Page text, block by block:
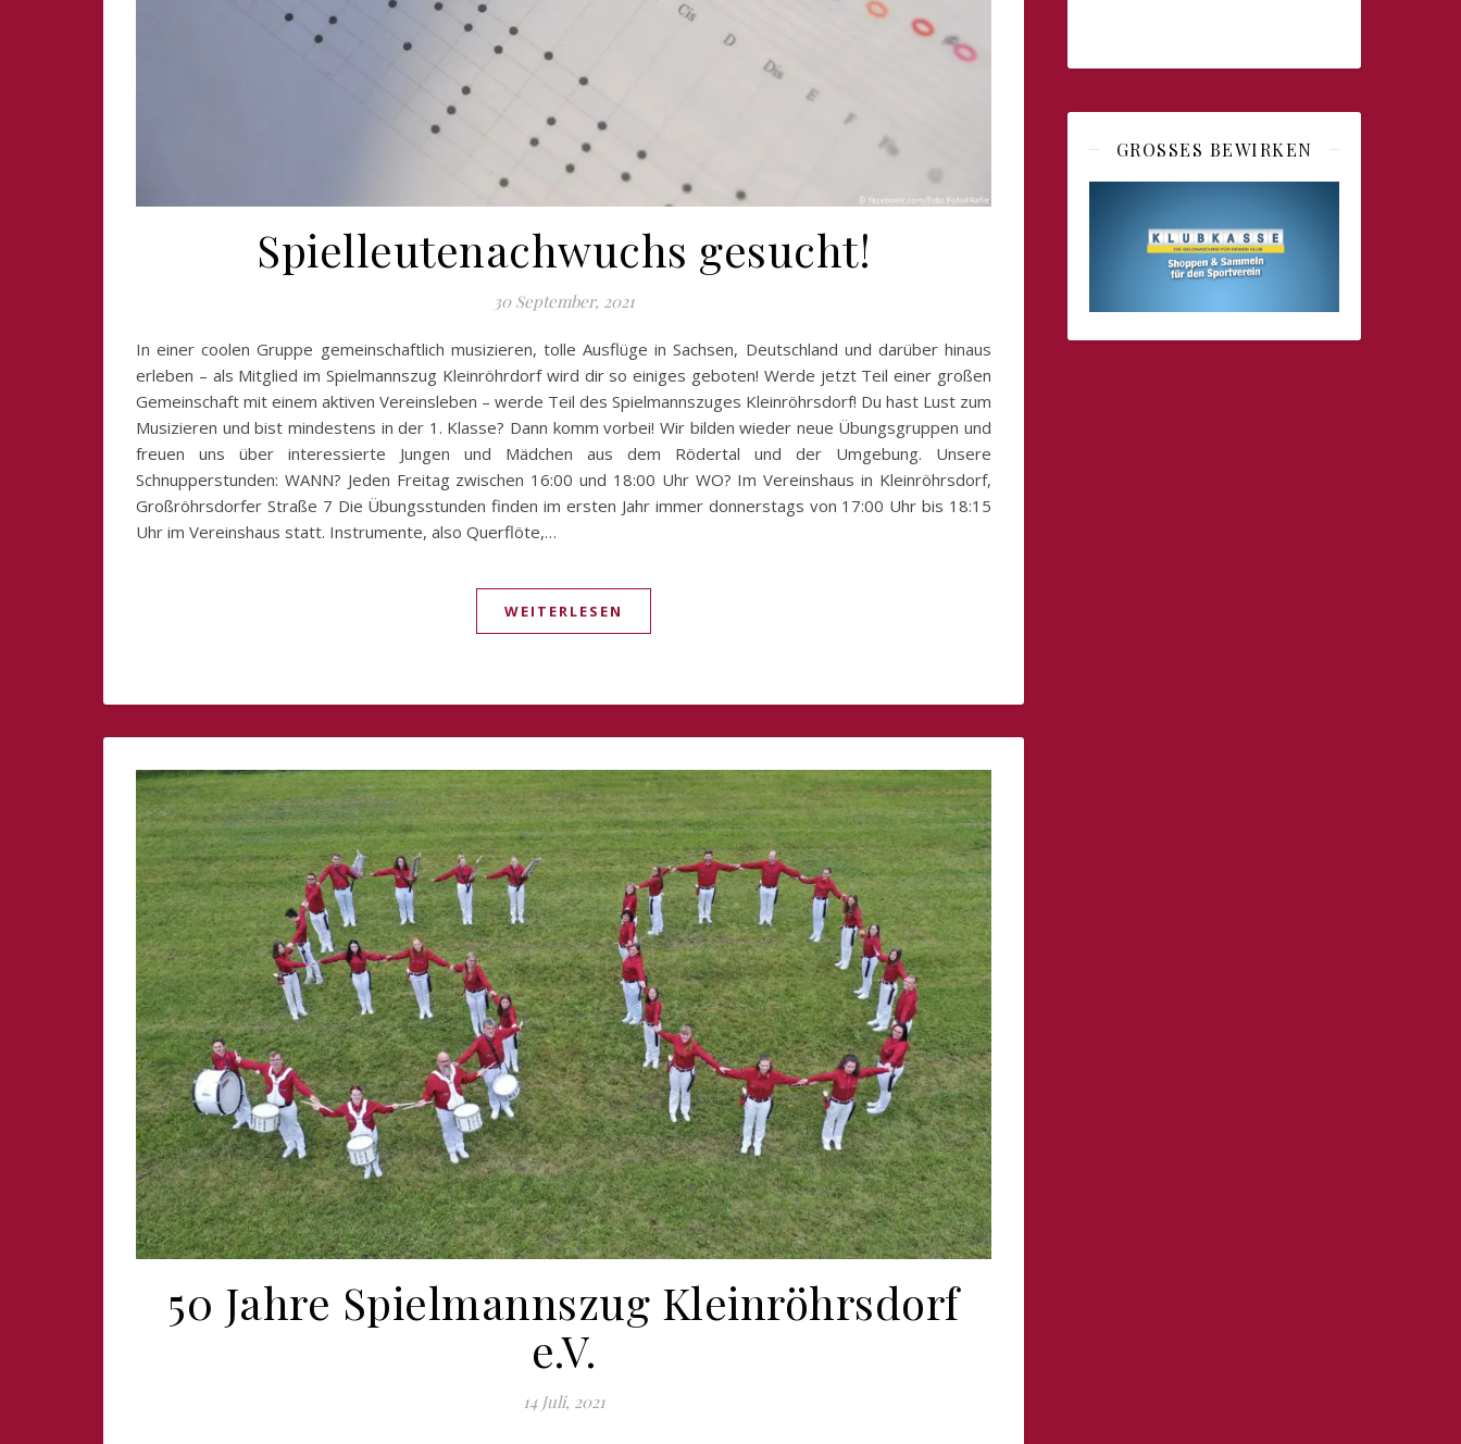
Spielleutenachwuchs gesucht!
30 September, 2021
In einer coolen Gruppe gemeinschaftlich musizieren, tolle Ausflüge in Sachsen, Deutschland und darüber hinaus
erleben – als Mitglied im Spielmannszug Kleinröhrdorf wird dir so einiges geboten! Werde jetzt Teil einer großen
Gemeinschaft mit einem aktiven Vereinsleben – werde Teil des Spielmannszuges Kleinröhrsdorf! Du hast Lust zum
Musizieren und bist mindestens in der 1. Klasse? Dann komm vorbei! Wir bilden wieder neue Übungsgruppen und
freuen uns über interessierte Jungen und Mädchen aus dem Rödertal und der Umgebung. Unsere
Schnupperstunden: WANN? Jeden Freitag zwischen 16:00 und 18:00 Uhr WO? Im Vereinshaus in Kleinröhrsdorf,
Großröhrsdorfer Straße 7 Die Übungsstunden finden im ersten Jahr immer donnerstags von 17:00 Uhr bis 18:15
Uhr im Vereinshaus statt. Instrumente, also Querflöte,…
WEITERLESEN
50 Jahre Spielmannszug Kleinröhrsdorf
e.V.
14 Juli, 2021
GROSSES BEWIRKEN